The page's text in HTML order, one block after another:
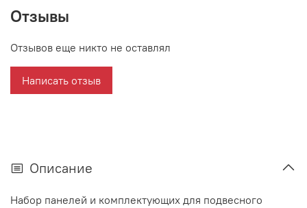
Отзывы
Отзывов еще никто не оставлял
Написать отзыв
Описание
Набор панелей и комплектующих для подвесного